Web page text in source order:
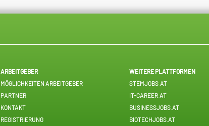
ARBEITGEBER
MÖGLICHKEITEN ARBEITGEBER
PARTNER
KONTAKT
REGISTRIERUNG
WEITERE PLATTFORMEN
STEMJOBS.AT
IT-CAREER.AT
BUSINESSJOBS.AT
BIOTECHJOBS.AT